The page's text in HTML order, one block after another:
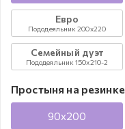
Евро
Пододеяльник 200x220
Семейный дуэт
Пододеяльник 150x210-2
Простыня на резинке
90х200